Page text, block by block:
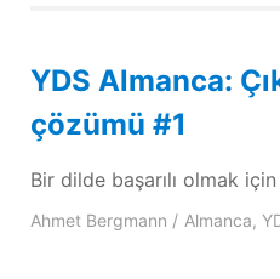
YDS Almanca:
çözümü #1
Bir dilde başarılı olmak
Ahmet Bergmann Almanca,